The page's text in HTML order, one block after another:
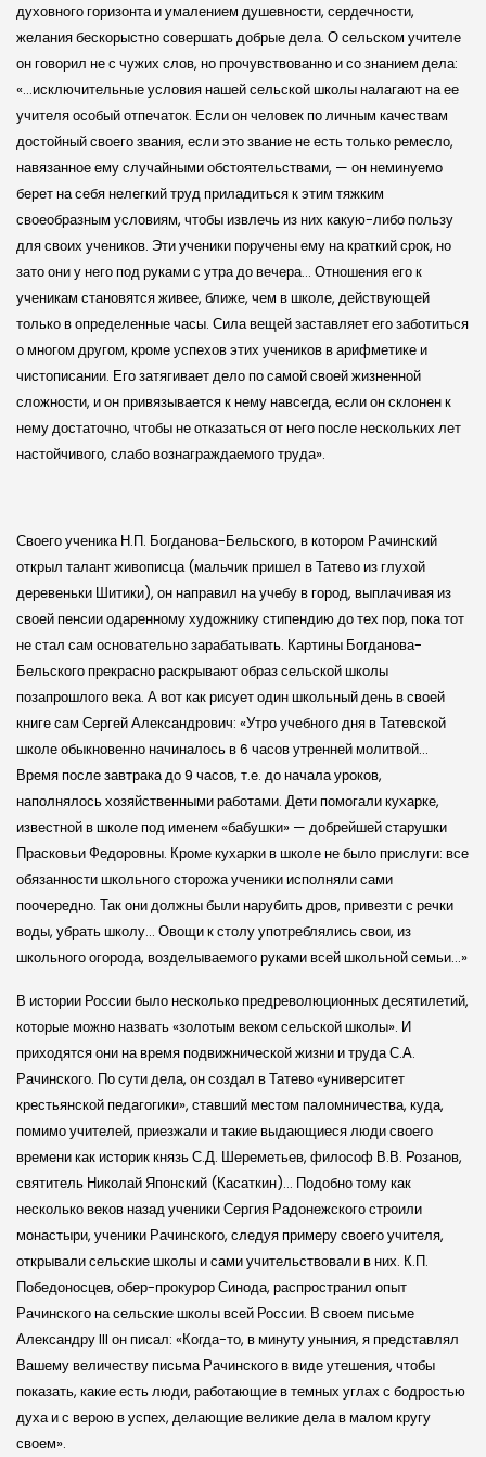
духовного горизонта и умалением душевности, сердечности,
желания бескорыстно совершать добрые дела. О сельском учителе
он говорил не с чужих слов, но прочувствованно и со знанием дела:
«…исключительные условия нашей сельской школы налагают на ее
учителя особый отпечаток. Если он человек по личным качествам
достойный своего звания, если это звание не есть только ремесло,
навязанное ему случайными обстоятельствами, — он неминуемо
берет на себя нелегкий труд приладиться к этим тяжким
своеобразным условиям, чтобы извлечь из них какую-либо пользу
для своих учеников. Эти ученики поручены ему на краткий срок, но
зато они у него под руками с утра до вечера… Отношения его к
ученикам становятся живее, ближе, чем в школе, действующей
только в определенные часы. Сила вещей заставляет его заботиться
о многом другом, кроме успехов этих учеников в арифметике и
чистописании. Его затягивает дело по самой своей жизненной
сложности, и он привязывается к нему навсегда, если он склонен к
нему достаточно, чтобы не отказаться от него после нескольких лет
настойчивого, слабо вознаграждаемого труда».
Своего ученика Н.П. Богданова-Бельского, в котором Рачинский
открыл талант живописца (мальчик пришел в Татево из глухой
деревеньки Шитики), он направил на учебу в город, выплачивая из
своей пенсии одаренному художнику стипендию до тех пор, пока тот
не стал сам основательно зарабатывать. Картины Богданова-
Бельского прекрасно раскрывают образ сель­ской школы
позапрошлого века. А вот как рисует один школьный день в своей
книге сам Сергей Александрович: «Утро учебного дня в Татевской
школе обыкновенно начиналось в 6 часов утренней молитвой…
Время после завтрака до 9 часов, т.е. до начала уроков,
наполнялось хозяйственными работами. Дети помогали кухарке,
известной в школе под именем «бабушки» — добрейшей старушки
Прасковьи Федоровны. Кроме кухарки в школе не было прислуги: все
обязанности школьного сторожа ученики исполняли сами
поочередно. Так они должны были нарубить дров, привезти с речки
воды, убрать школу… Овощи к столу употреблялись свои, из
школьного огорода, возделываемого руками всей школьной семьи…»
В истории России было несколько предреволюционных десятилетий,
которые можно назвать «золотым веком сельской школы». И
приходятся они на время подвижнической жизни и труда С.А.
Рачинского. По сути дела, он создал в Татево «университет
крестьян­ской педагогики», ставший местом паломничества, куда,
помимо учителей, приезжали и такие выдающиеся люди своего
времени как историк князь С.Д. Ше­реметьев, философ В.В. Розанов,
святитель Николай Японский (Касаткин)… Подобно тому как
несколько веков назад ученики Сергия Радонеж­ского строили
монастыри, ученики Рачинского, следуя примеру своего учителя,
открывали сельские школы и сами учительствовали в них. К.П.
Победоносцев, обер-прокурор Синода, распространил опыт
Рачинского на сельские школы всей России. В своем письме
Александру III он писал: «Когда-то, в минуту уныния, я представлял
Вашему величеству письма Рачинского в виде утешения, чтобы
показать, какие есть люди, работающие в темных углах с бодростью
духа и с верою в успех, делающие великие дела в малом кругу
своем».